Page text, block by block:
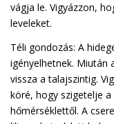
vágja le. Vigyázzon,
leveleket.
Téli gondozás: A
igényelhetnek. Miután
vissza a talajszintig.
köré, hogy szigetelje
hőmérséklettől. A